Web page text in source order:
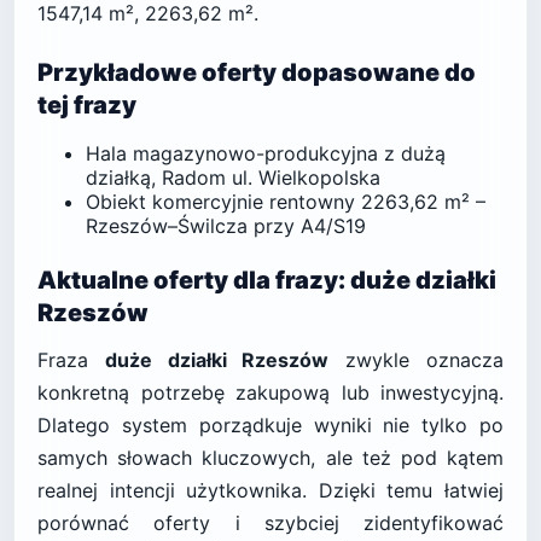
1547,14 m², 2263,62 m².
Przykładowe oferty dopasowane do
tej frazy
Hala magazynowo-produkcyjna z dużą
działką, Radom ul. Wielkopolska
Obiekt komercyjnie rentowny 2263,62 m² –
Rzeszów–Świlcza przy A4/S19
Aktualne oferty dla frazy: duże działki
Rzeszów
Fraza duże działki Rzeszów zwykle oznacza
konkretną potrzebę zakupową lub inwestycyjną.
Dlatego system porządkuje wyniki nie tylko po
samych słowach kluczowych, ale też pod kątem
realnej intencji użytkownika. Dzięki temu łatwiej
porównać oferty i szybciej zidentyfikować